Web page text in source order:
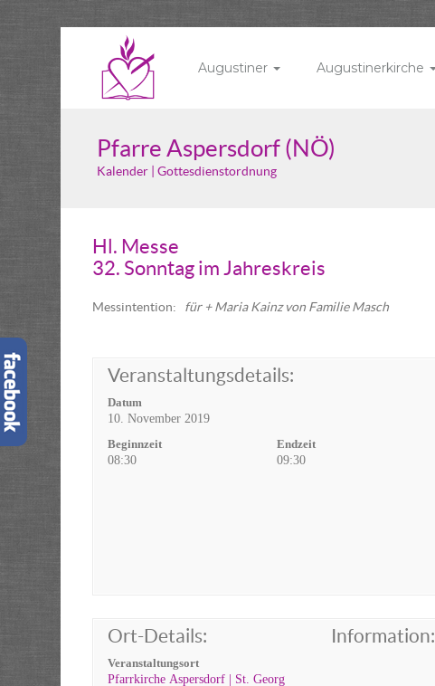
Augustiner Augustinerkirche
Pfarre Aspersdorf (NÖ)
Kalender | Gottesdienstordnung
Hl. Messe
32. Sonntag im Jahreskreis
Messintention: für + Maria Kainz von Familie Masch
Veranstaltungsdetails:
Datum
10. November 2019
Beginnzeit
08:30
Endzeit
09:30
Ort-Details:
Veranstaltungsort
Pfarrkirche Aspersdorf | St. Georg
Information: